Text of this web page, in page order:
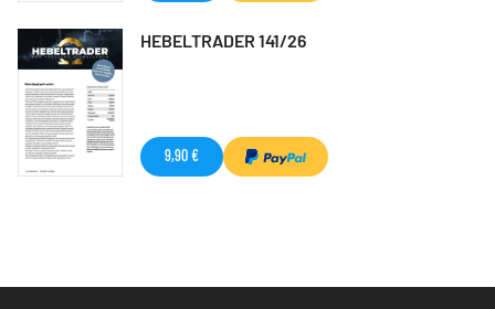
HEBELTRADER 141/26
9,90 €